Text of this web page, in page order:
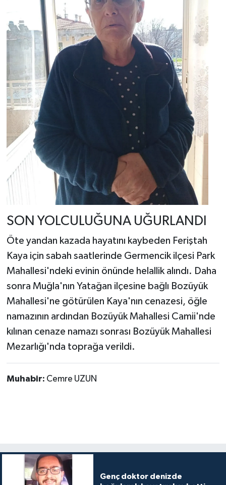
SON YOLCULUĞUNA UĞURLANDI
Öte yandan kazada hayatını kaybeden Feriştah
Kaya için sabah saatlerinde Germencik ilçesi Park
Mahallesi'ndeki evinin önünde helallik alındı. Daha
sonra Muğla'nın Yatağan ilçesine bağlı Bozüyük
Mahallesi'ne götürülen Kaya'nın cenazesi, öğle
namazının ardından Bozüyük Mahallesi Camii'nde
kılınan cenaze namazı sonrası Bozüyük Mahallesi
Mezarlığı'nda toprağa verildi.
Muhabir: Cemre UZUN
Genç doktor denizde